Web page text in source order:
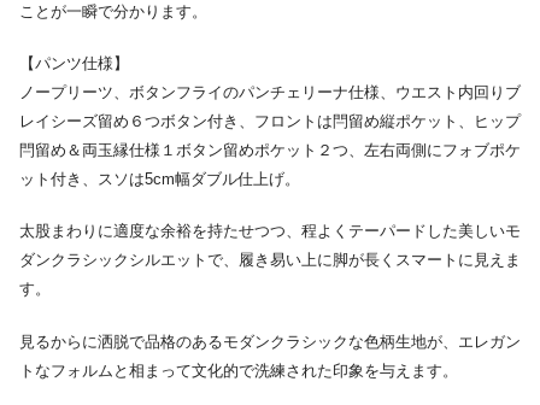
ことが一瞬で分かります。
【パンツ仕様】
ノープリーツ、ボタンフライのパンチェリーナ仕様、ウエスト内回りブ
レイシーズ留め６つボタン付き、フロントは閂留め縦ポケット、ヒップ
閂留め＆両玉縁仕様１ボタン留めポケット２つ、左右両側にフォブポケ
ット付き、スソは5cm幅ダブル仕上げ。
太股まわりに適度な余裕を持たせつつ、程よくテーパードした美しいモ
ダンクラシックシルエットで、履き易い上に脚が長くスマートに見えま
す。
見るからに洒脱で品格のあるモダンクラシックな色柄生地が、エレガン
トなフォルムと相まって文化的で洗練された印象を与えます。